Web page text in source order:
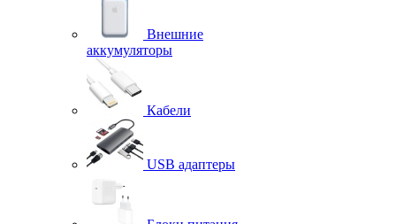
Внешние
аккумуляторы
Кабели
USB адаптеры